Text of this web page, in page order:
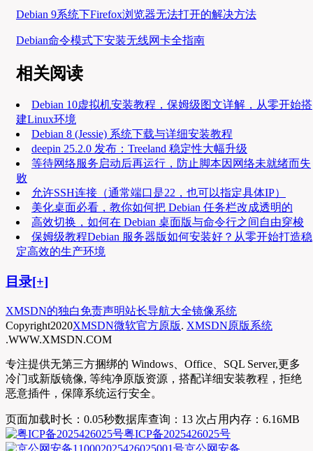
Debian 9系统下Firefox浏览器无法打开的解决方法
Debian命令模式下安装无线网卡全指南
相关阅读
Debian 10虚拟机安装教程，保姆级图文详解，从零开始搭
建Linux环境
Debian 8 (Jessie) 系统下载与详细安装教程
deepin 25.2.0 发布：Treeland 稳定性大幅升级
等待网络服务启动后再运行，防止脚本因网络未就绪而失
败
允许SSH连接（通常端口是22，也可以指定具体IP）
美化桌面必看，教你如何把 Debian 任务栏改成透明的
高效切换，如何在 Debian 桌面版与命令行之间自由穿梭
保姆级教程Debian 服务器版如何安装好？从零开始打造稳
定高效的生产环境
目录[+]
XMSDN的独白免责声明站长导航大全镜像系统
Copyright2020XMSDN微软官方原版. XMSDN原版系统
.WWW.XMSDN.COM
专注提供无第三方捆绑的 Windows、Office、SQL Server,更多
冷门或新版镜像, 等纯净原版资源，搭配详细安装教程，拒绝
恶意插件，保障系统运行安全。
页面加载时长：0.05秒数据库查询：13 次占用内存：6.16MB
粤ICP备2025426025号
京公网安备